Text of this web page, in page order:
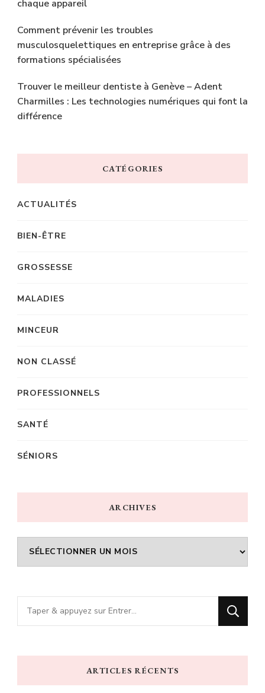
chaque appareil
Comment prévenir les troubles
musculosquelettiques en entreprise grâce à des
formations spécialisées
Trouver le meilleur dentiste à Genève – Adent
Charmilles : Les technologies numériques qui font la
différence
CATÉGORIES
ACTUALITÉS
BIEN-ÊTRE
GROSSESSE
MALADIES
MINCEUR
NON CLASSÉ
PROFESSIONNELS
SANTÉ
SÉNIORS
ARCHIVES
Archives
Vous
recherchiez
chose
ARTICLES RÉCENTS